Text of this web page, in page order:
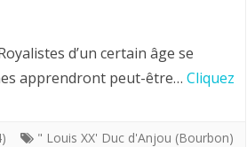
d’un certain âge se
apprendront peut-être… Cliquez
" Louis XX' Duc d'Anjou (Bourbon)